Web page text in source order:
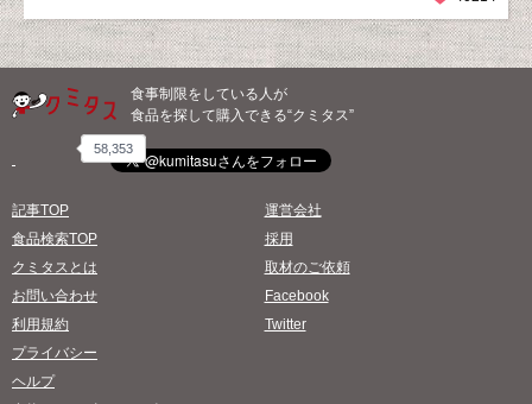
食事制限をしている人が
食品を探して購入できる“クミタス”
58,353
記事TOP
食品検索TOP
クミタスとは
お問い合わせ
利用規約
プライバシー
ヘルプ
運営会社
採用
取材のご依頼
Facebook
Twitter